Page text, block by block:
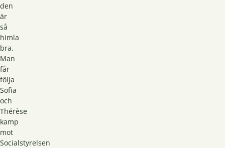
den
är
så
himla
bra.
Man
får
följa
Sofia
och
Thérèse
kamp
mot
Socialstyrelsen